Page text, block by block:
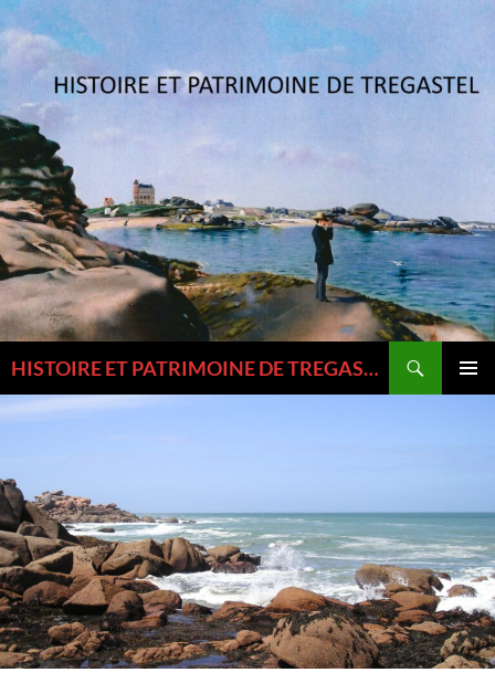
Aller
au
contenu
HISTOIRE ET PATRIMOINE DE TREGASTEL ET DU TREGOR